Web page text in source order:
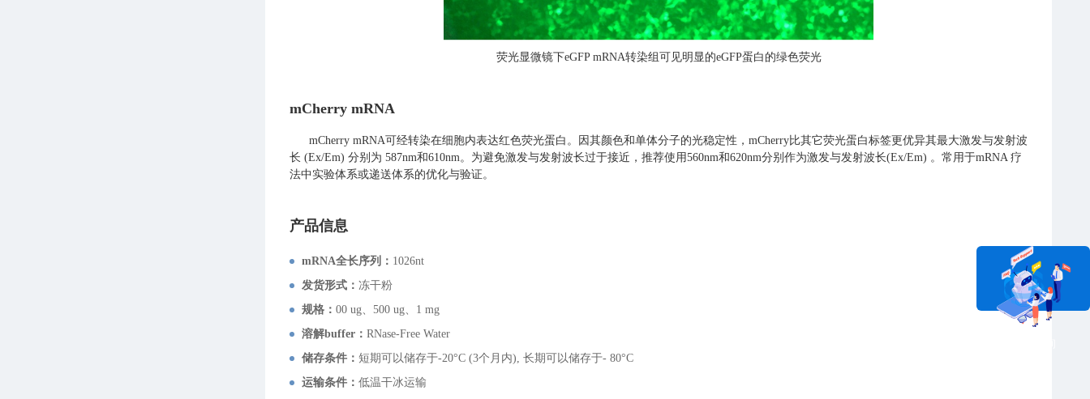
荧光显微镜下eGFP mRNA转染组可见明显的eGFP蛋白的绿色荧光
mCherry mRNA
mCherry mRNA可经转染在细胞内表达红色荧光蛋白。因其颜色和单体分子的光稳定性，mCherry比其它荧光蛋白标签更优异其最大激发与发射波
长 (Ex/Em) 分别为 587nm和610nm。为避免激发与发射波长过于接近，推荐使用560nm和620nm分别作为激发与发射波长(Ex/Em) 。常用于mRNA 疗
法中实验体系或递送体系的优化与验证。
产品信息
mRNA全长序列： 1026nt
发货形式： 冻干粉
规格： 00 ug、500 ug、1 mg
溶解buffer： RNase-Free Water
储存条件： 短期可以储存于-20°C (3个月内), 长期可以储存于- 80°C
运输条件： 低温干冰运输